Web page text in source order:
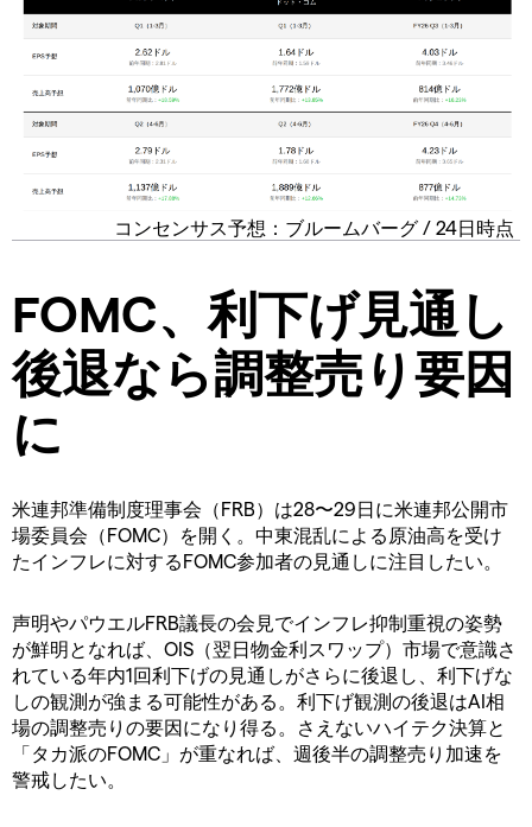
コンセンサス予想：ブルームバーグ / 24日時点
FOMC、利下げ見通し
後退なら調整売り要因
に
米連邦準備制度理事会（FRB）は28〜29日に米連邦公開市
場委員会（FOMC）を開く。中東混乱による原油高を受け
たインフレに対するFOMC参加者の見通しに注目したい。
声明やパウエルFRB議長の会見でインフレ抑制重視の姿勢
が鮮明となれば、OIS（翌日物金利スワップ）市場で意識さ
れている年内1回利下げの見通しがさらに後退し、利下げな
しの観測が強まる可能性がある。利下げ観測の後退はAI相
場の調整売りの要因になり得る。さえないハイテク決算と
「タカ派のFOMC」が重なれば、週後半の調整売り加速を
警戒したい。